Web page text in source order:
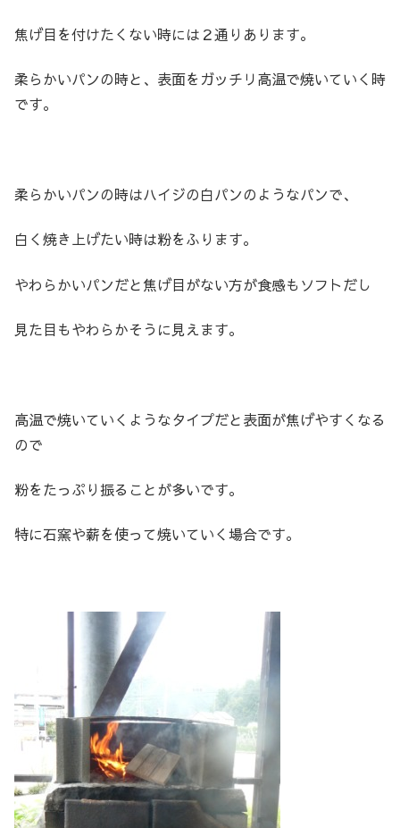
焦げ目を付けたくない時には２通りあります。
柔らかいパンの時と、表面をガッチリ高温で焼いていく時
です。
柔らかいパンの時はハイジの白パンのようなパンで、
白く焼き上げたい時は粉をふります。
やわらかいパンだと焦げ目がない方が食感もソフトだし
見た目もやわらかそうに見えます。
高温で焼いていくようなタイプだと表面が焦げやすくなる
ので
粉をたっぷり振ることが多いです。
特に石窯や薪を使って焼いていく場合です。